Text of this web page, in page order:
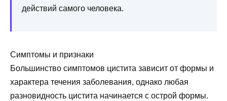
действий самого человека.
Симптомы и признаки
Большинство симптомов цистита зависит от формы и
характера течения заболевания, однако любая
разновидность цистита начинается с острой формы.